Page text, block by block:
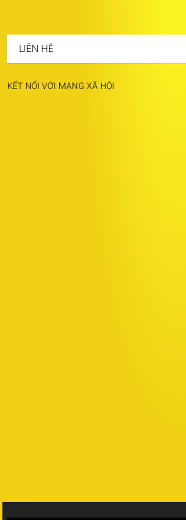
LIÊN HỆ
KẾT NỐI VỚI MẠNG XÃ HỘI